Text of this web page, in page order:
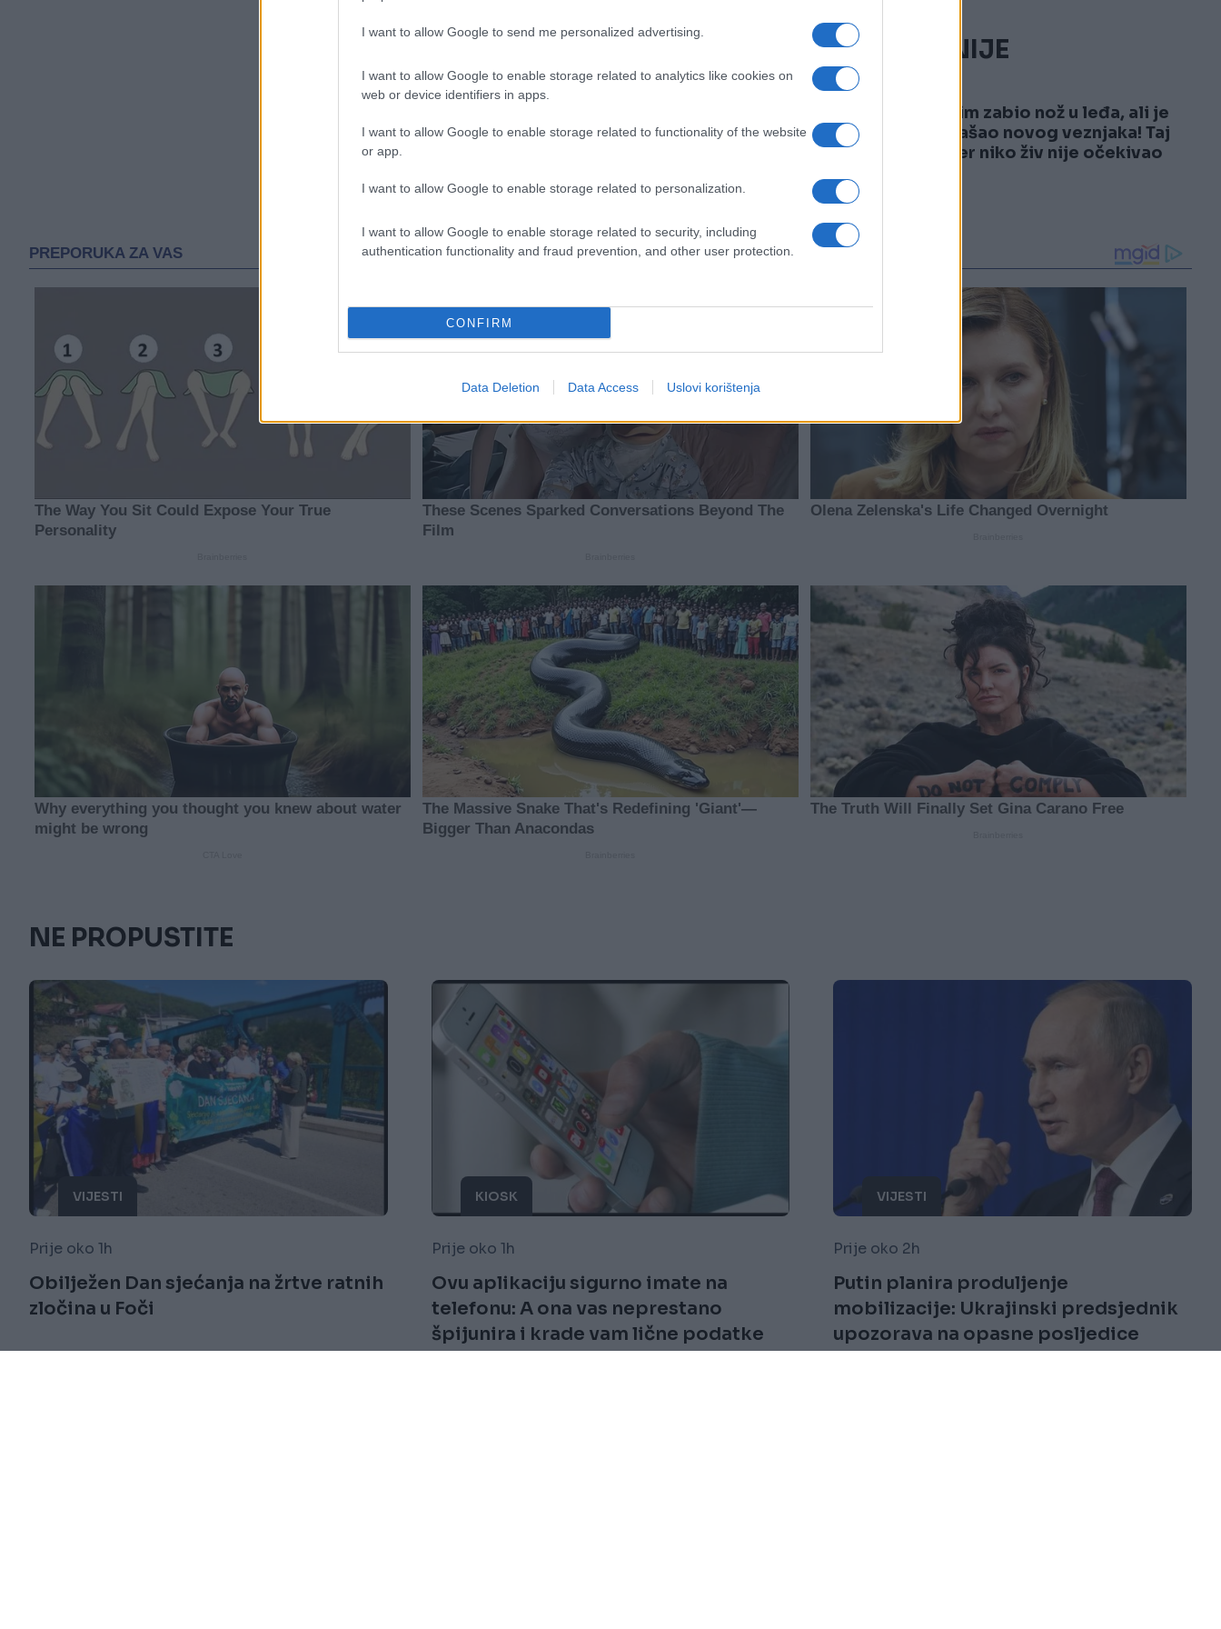
I want to allow Google to send me personalized advertising.
I want to allow Google to enable storage related to analytics like cookies on
web or device identifiers in apps.
I want to allow Google to enable storage related to functionality of the website
or app.
I want to allow Google to enable storage related to personalization.
I want to allow Google to enable storage related to security, including
authentication functionality and fraud prevention, and other user protection.
CONFIRM
Data Deletion Data Access Uslovi korištenja
NAJČITANIJE
1
Rodri im zabio nož u leđa, ali je
Real našao novog veznjaka! Taj
transfer niko živ nije očekivao
NE PROPUSTITE
VIJESTI
Prije oko 1h
Obilježen Dan sjećanja na žrtve ratnih
zločina u Foči
KIOSK
Prije oko 1h
Ovu aplikaciju sigurno imate na
telefonu: A ona vas neprestano
špijunira i krade vam lične podatke
VIJESTI
Prije oko 2h
Putin planira produljenje
mobilizacije: Ukrajinski predsjednik
upozorava na opasne posljedice